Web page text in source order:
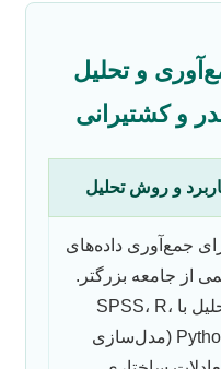
و تحلیل
و کشتیرانی
و روش تحلیل
جمع‌آوری داده‌های
از جامعه بزرگتر.
تحلیل با SPSS، R،
Python (مدل‌سازی